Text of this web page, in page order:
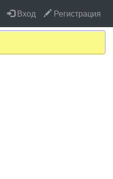
Вход Регистрация